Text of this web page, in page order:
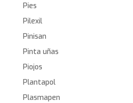
Pies
Pilexil
Pinisan
Pinta uñas
Piojos
Plantapol
Plasmapen